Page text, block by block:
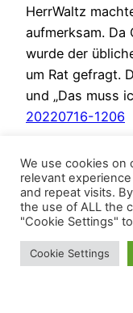
HerrWaltz
aufmerksam. Da
wurde der
um Rat gefragt.
und „Das muss
20220716-1206
BösesVinyl
We use cookies on
relevant
and repeat visits.
the use of ALL the
"Cookie Settings"
Cookie Settings